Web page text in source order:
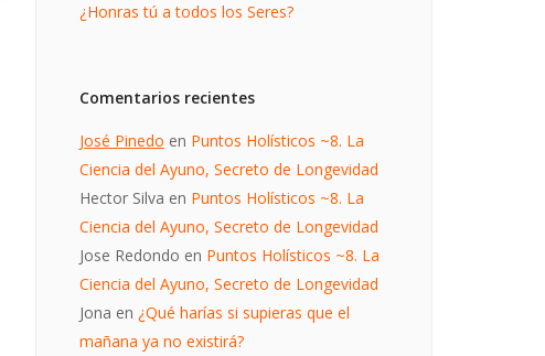
¿Honras tú a todos los Seres?
Comentarios recientes
José Pinedo en Puntos Holísticos ~8. La
Ciencia del Ayuno, Secreto de Longevidad
Hector Silva en Puntos Holísticos ~8. La
Ciencia del Ayuno, Secreto de Longevidad
Jose Redondo en Puntos Holísticos ~8. La
Ciencia del Ayuno, Secreto de Longevidad
Jona en ¿Qué harías si supieras que el
mañana ya no existirá?